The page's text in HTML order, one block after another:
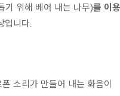
기 위해 베어 내는 나무)를 이
입니다.
소리가 만들어 내는 화음이